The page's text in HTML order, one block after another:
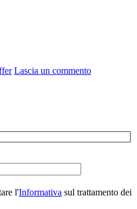
Lascia un commento
l'Informativa sul trattamento dei